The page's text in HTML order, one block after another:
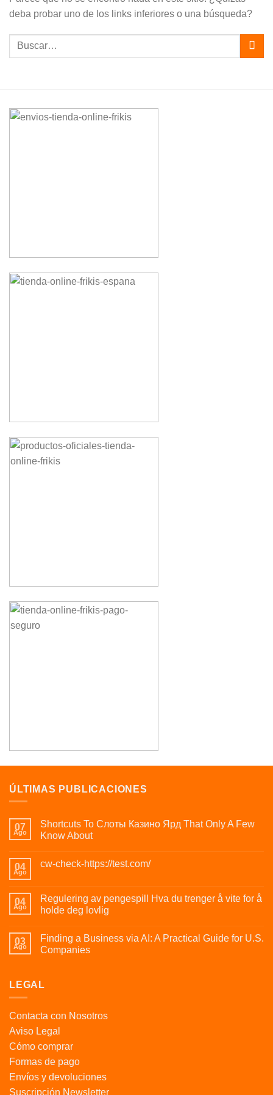
deba probar uno de los links inferiores o una búsqueda?
ÚLTIMAS PUBLICACIONES
07
Ago
Shortcuts To Слоты Казино Ярд That Only A Few
Know About
04
Ago
cw-check-https://test.com/
04
Ago
Regulering av pengespill Hva du trenger å vite for å
holde deg lovlig
03
Ago
Finding a Business via AI: A Practical Guide for U.S.
Companies
LEGAL
Contacta con Nosotros
Aviso Legal
Cómo comprar
Formas de pago
Envíos y devoluciones
Suscripción Newsletter